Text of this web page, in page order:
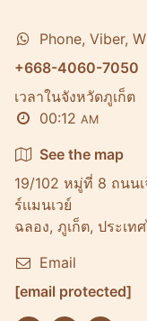
Phone, Viber,
+668-4060-7050
เวลาในจังหวัดภูเก็ต
00:12 AM
See the map
19/102 หมู่ที่ 8 ถนน
ร์เเมนเวย์
ฉลอง, ภูเก็ต, ประเท
Email
[email protected]